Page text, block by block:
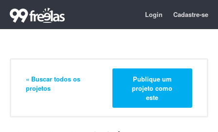
Login Cadastre-se
« Buscar todos os
projetos
Publique um
projeto como
este